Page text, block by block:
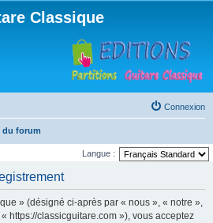
Classique
Connexion
du forum
Langue :
» (désigné ci-après par « nous », « notre »,
https://classicguitare.com »), vous acceptez